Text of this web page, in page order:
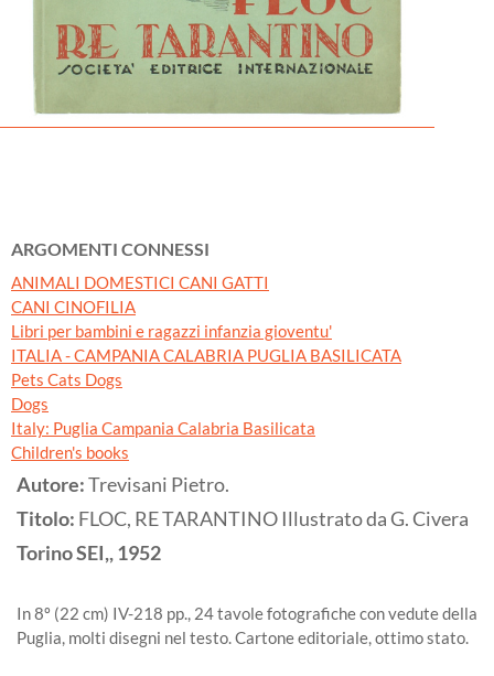
ARGOMENTI CONNESSI
ANIMALI DOMESTICI CANI GATTI
CANI CINOFILIA
Libri per bambini e ragazzi infanzia gioventu'
ITALIA - CAMPANIA CALABRIA PUGLIA BASILICATA
Pets Cats Dogs
Dogs
Italy: Puglia Campania Calabria Basilicata
Children's books
Autore:Trevisani Pietro.
Titolo: FLOC, RE TARANTINO Illustrato da G. Civera
TorinoSEI,,1952
In 8º (22 cm) IV-218 pp., 24 tavole fotografiche con vedute della
Puglia, molti disegni nel testo. Cartone editoriale, ottimo stato.